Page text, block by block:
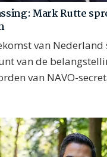
Mark Rutte
van
van de
van NAVO-